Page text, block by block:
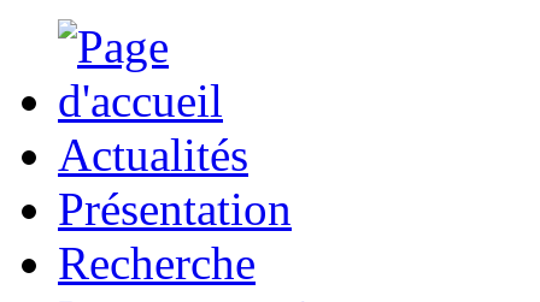
Actualités
Présentation
Recherche